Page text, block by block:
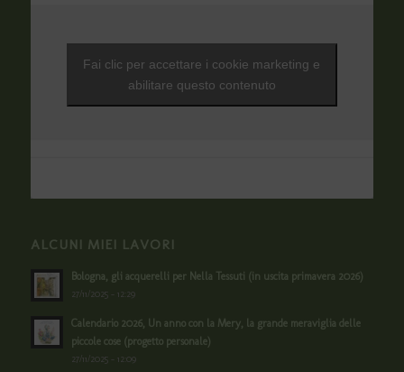
Fai clic per accettare i cookie marketing e
abilitare questo contenuto
ALCUNI MIEI LAVORI
Bologna, gli acquerelli per Nella Tessuti (in uscita primavera 2026)
27/11/2025 - 12:29
Calendario 2026, Un anno con la Mery, la grande meraviglia delle
piccole cose (progetto personale)
27/11/2025 - 12:09